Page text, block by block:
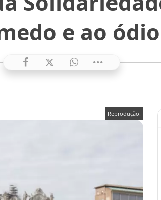
e ao ódio
Reprodução.